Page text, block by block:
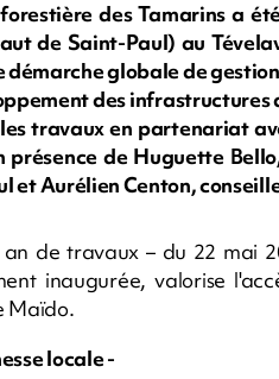
des Tamarins a
de Saint-Paul) au
démarche globale de
des infrastructures
travaux en partenariat
présence de Huguette
et Aurélien Centon,
de travaux – du 22 mai
inaugurée, valorise
Maïdo.
locale -